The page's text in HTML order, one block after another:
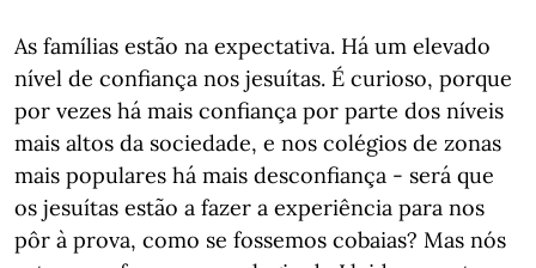
As famílias estão na expectativa. Há um elevado
nível de confiança nos jesuítas. É curioso, porque
por vezes há mais confiança por parte dos níveis
mais altos da sociedade, e nos colégios de zonas
mais populares há mais desconfiança - será que
os jesuítas estão a fazer a experiência para nos
pôr à prova, como se fossemos cobaias? Mas nós